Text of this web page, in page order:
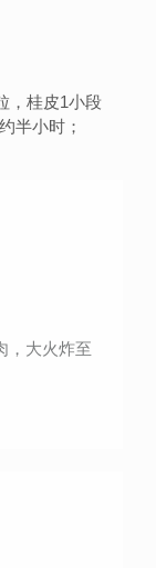
，桂皮1小段
半小时；
，大火炸至